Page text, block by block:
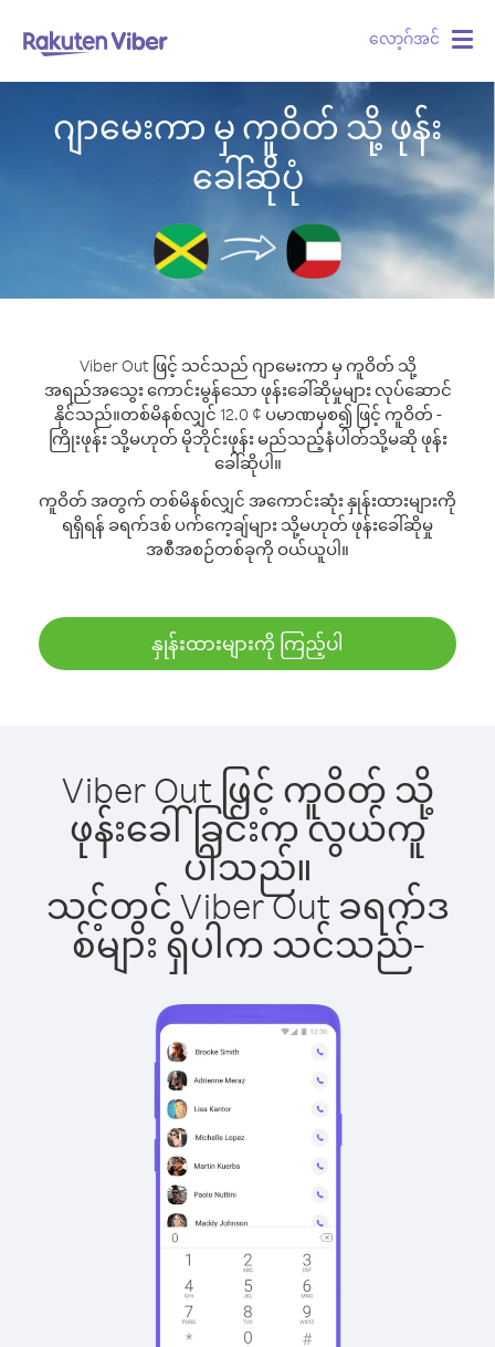
လော့ဂ်အင်
ဂျာမေးကာ မှ ကူဝိတ် သို့ ဖုန်း
ခေါ်ဆိုပုံ
Viber Out ဖြင့် သင်သည် ဂျာမေးကာ မှ ကူဝိတ် သို့
အရည်အသွေး ကောင်းမွန်သော ဖုန်းခေါ်ဆိုမှုများ လုပ်ဆောင်
နိုင်သည်။တစ်မိနစ်လျှင် 12.0 ¢ ပမာဏမှစ၍ ဖြင့် ကူဝိတ် -
ကြိုးဖုန်း သို့မဟုတ် မိုဘိုင်းဖုန်း မည်သည့်နံပါတ်သို့မဆို ဖုန်း
ခေါ်ဆိုပါ။
ကူဝိတ် အတွက် တစ်မိနစ်လျှင် အကောင်းဆုံး နှုန်းထားများကို
ရရှိရန် ခရက်ဒစ် ပက်ကေ့ချ်များ သို့မဟုတ် ဖုန်းခေါ်ဆိုမှု
အစီအစဉ်တစ်ခုကို ဝယ်ယူပါ။
နှုန်းထားများကို ကြည့်ပါ
Viber Out ဖြင့် ကူဝိတ် သို့
ဖုန်းခေါ်ခြင်းက လွယ်ကူ
ပါသည်။
သင့်တွင် Viber Out ခရက်ဒ
စ်များ ရှိပါက သင်သည်-